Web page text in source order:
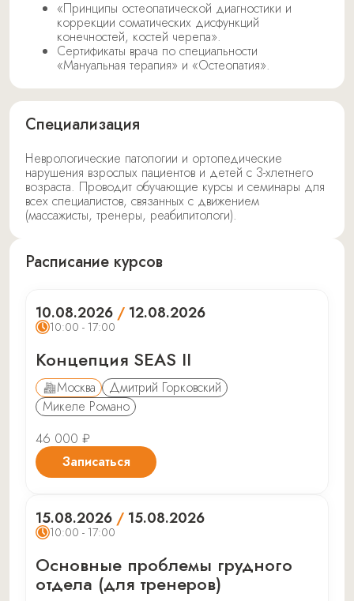
«Принципы остеопатической диагностики и
коррекции соматических дисфункций
конечностей, костей черепа».
Сертификаты врача по специальности
«Мануальная терапия» и «Остеопатия».
Специализация
Неврологические патологии и ортопедические
нарушения взрослых пациентов и детей с 3-хлетнего
возраста. Проводит обучающие курсы и семинары для
всех специалистов, связанных с движением
(массажисты, тренеры, реабилитологи).
Расписание курсов
10.08.2026 / 12.08.2026
10:00 - 17:00
Концепция SEAS II
Москва
Дмитрий Горковский
Микеле Романо
46 000 ₽
Записаться
15.08.2026 / 15.08.2026
10:00 - 17:00
Основные проблемы грудного
отдела (для тренеров)